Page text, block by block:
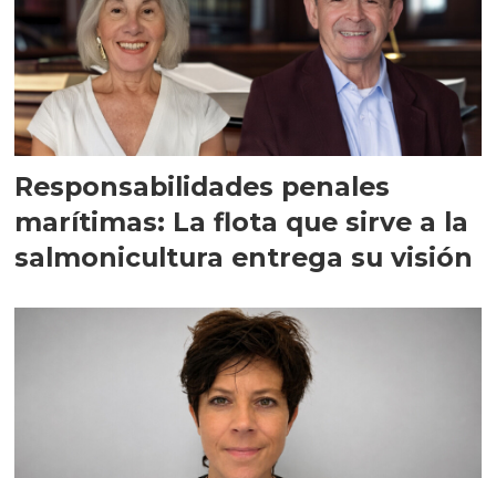
Responsabilidades penales
marítimas: La flota que sirve a la
salmonicultura entrega su visión